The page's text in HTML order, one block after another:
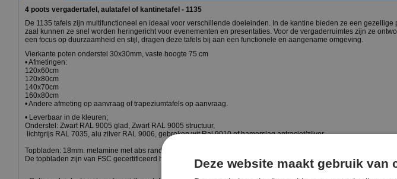
4 poots vergadertafel, aulatafel of kantinetafel - 1135
De 1135 tafels zijn multifunctioneel en ideaal voor verschillende doeleinden. In de kantine bieden ze een
zaal kunnen ze snel worden heringericht voor evenementen en presentaties. Voor de vergaderruimtes zijn ze
een focus op duurzaamheid en stijl, dragen deze tafels bij aan een functionele en aangename omgeving.
Vierkante poten onderstel 30x30mm, vaste hoogte 75 cm
• Afmetingen:
120x60cm
120x80cm
140x70cm
160x80cm
• Andere afmeting op aanvraag of trapeziumtafels op aanvraag.
• Leverbaar in de kleuren;
Onderstel: Zwart RAL 9005 glad, Zwart RAL 9005 structuur,
lichtgrijs RAL 7035, alu zilver RAL 9006, gebroken wit Ral 9010 of hamerslag antraciet/zilver
Topbladen: 18mm. melamine met abs randafwerking in de kleuren:wit, licht beuken, Lindberg eiken, licht grijs,
De topbladen zijn van FSC gecertificeerd hout geproduceerdDeze website maakt gebruik van